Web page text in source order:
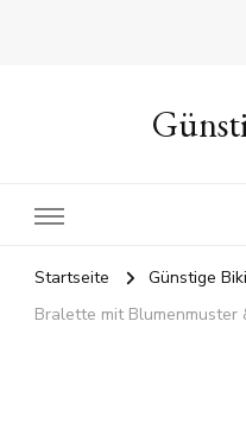
Startseite Günstige
Bralette mit